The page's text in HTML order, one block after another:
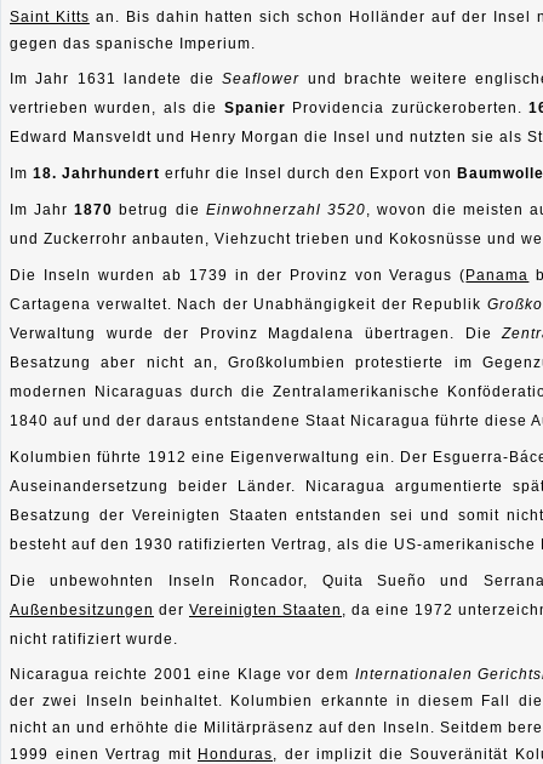
Saint Kitts an. Bis dahin hatten sich schon Holländer auf der Insel
gegen das spanische Imperium.
Im Jahr 1631 landete dieSeaflower und brachte weitere
vertrieben wurden, als die Spanier Providencia zurückeroberten.
Edward Mansveldt und Henry Morgan die Insel und nutzten sie als
Im 18. Jahrhundert erfuhr die Insel durch den Export von Baumwolle
Im Jahr1870 betrug die Einwohnerzahl 3520 , wovon die meisten
und Zuckerrohr anbauten, Viehzucht trieben und Kokosnüsse und
Die Inseln wurden ab 1739 in der Provinz von Veragus (Panama
Cartagena verwaltet. Nach der Unabhängigkeit der Republik
Verwaltung wurde der Provinz Magdalena übertragen. Die
Besatzung aber nicht an, Großkolumbien protestierte im
modernen Nicaraguas durch die Zentralamerikanische
1840 auf und der daraus entstandene Staat Nicaragua führte diese
Kolumbien führte 1912 eine Eigenverwaltung ein. Der Esguerra-
Auseinandersetzung beider Länder. Nicaragua argumentierte
Besatzung der Vereinigten Staaten entstanden sei und somit
besteht auf den 1930 ratifizierten Vertrag, als die US-amerikanische
Die unbewohnten Inseln Roncador, Quita Sueño und
Außenbesitzungen der Vereinigten Staaten
, da eine 1972
nicht ratifiziert wurde.
Nicaragua reichte 2001 eine Klage vor dem Internationalen
der zwei Inseln beinhaltet. Kolumbien erkannte in diesem Fall
nicht an und erhöhte die Militärpräsenz auf den Inseln. Seitdem
1999 einen Vertrag mit Honduras , der implizit die Souveränität